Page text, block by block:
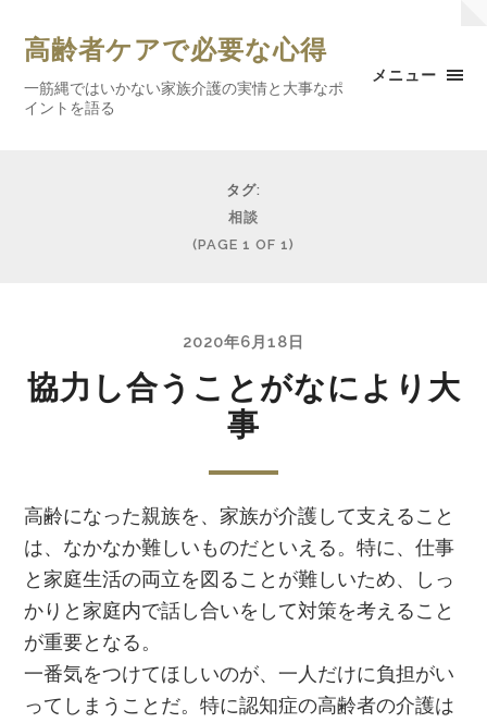
メニュー
高齢者ケアで必要な心得
一筋縄ではいかない家族介護の実情と大事なポ
イントを語る
タグ:
相談
(PAGE 1 OF 1)
2020年6月18日
協力し合うことがなにより大
事
高齢になった親族を、家族が介護して支えること
は、なかなか難しいものだといえる。特に、仕事
と家庭生活の両立を図ることが難しいため、しっ
かりと家庭内で話し合いをして対策を考えること
が重要となる。
一番気をつけてほしいのが、一人だけに負担がい
ってしまうことだ。特に認知症の高齢者の介護は